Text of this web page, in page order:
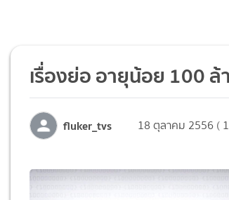
เรื่องย่อ อายุน้อย 100 ล้
fluker_tvs 18 ตุลาคม 2556 (